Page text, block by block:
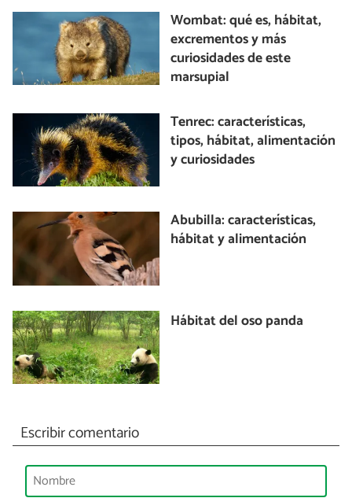
Wombat: qué es, hábitat,
excrementos y más
curiosidades de este
marsupial
Tenrec: características,
tipos, hábitat, alimentación
y curiosidades
Abubilla: características,
hábitat y alimentación
Hábitat del oso panda
Escribir comentario